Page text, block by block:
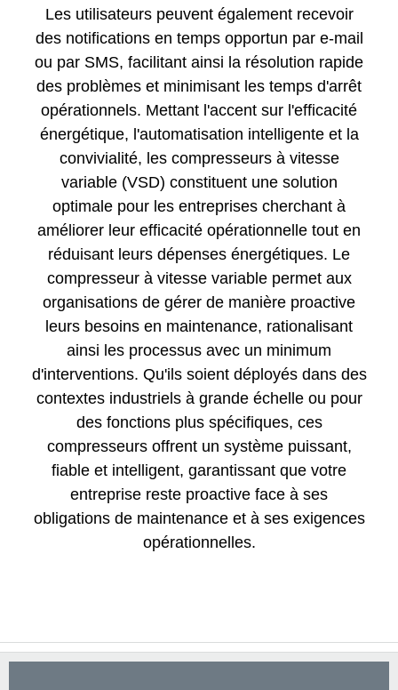
Les utilisateurs peuvent également recevoir
des notifications en temps opportun par e-mail
ou par SMS, facilitant ainsi la résolution rapide
des problèmes et minimisant les temps d'arrêt
opérationnels. Mettant l'accent sur l'efficacité
énergétique, l'automatisation intelligente et la
convivialité, les compresseurs à vitesse
variable (VSD) constituent une solution
optimale pour les entreprises cherchant à
améliorer leur efficacité opérationnelle tout en
réduisant leurs dépenses énergétiques. Le
compresseur à vitesse variable permet aux
organisations de gérer de manière proactive
leurs besoins en maintenance, rationalisant
ainsi les processus avec un minimum
d'interventions. Qu'ils soient déployés dans des
contextes industriels à grande échelle ou pour
des fonctions plus spécifiques, ces
compresseurs offrent un système puissant,
fiable et intelligent, garantissant que votre
entreprise reste proactive face à ses
obligations de maintenance et à ses exigences
opérationnelles.